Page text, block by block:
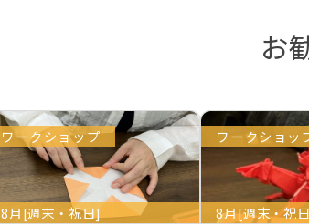
お
ワークショップ
8月[週末・祝日]
ワークショッ
8月[週末・祝